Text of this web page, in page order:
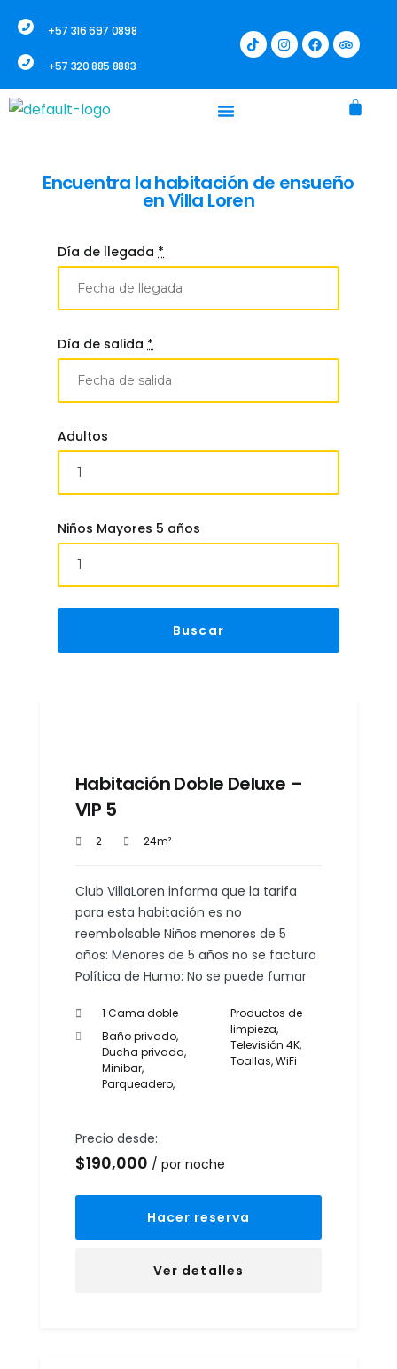
+57 316 697 0898
+57 320 885 8883
Encuentra la habitación de ensueño
en Villa Loren
Día de llegada *
Día de salida *
Adultos
Niños Mayores 5 años
Habitación Doble Deluxe –
VIP 5
2 24m²
Club VillaLoren informa que la tarifa
para esta habitación es no
reembolsable Niños menores de 5
años: Menores de 5 años no se factura
Política de Humo: No se puede fumar
1 Cama doble
Baño privado,
Ducha privada,
Minibar,
Parqueadero,
Productos de
limpieza,
Televisión 4K,
Toallas,WiFi
Precio desde:
$190,000 por noche
Hacer reserva
Ver detalles